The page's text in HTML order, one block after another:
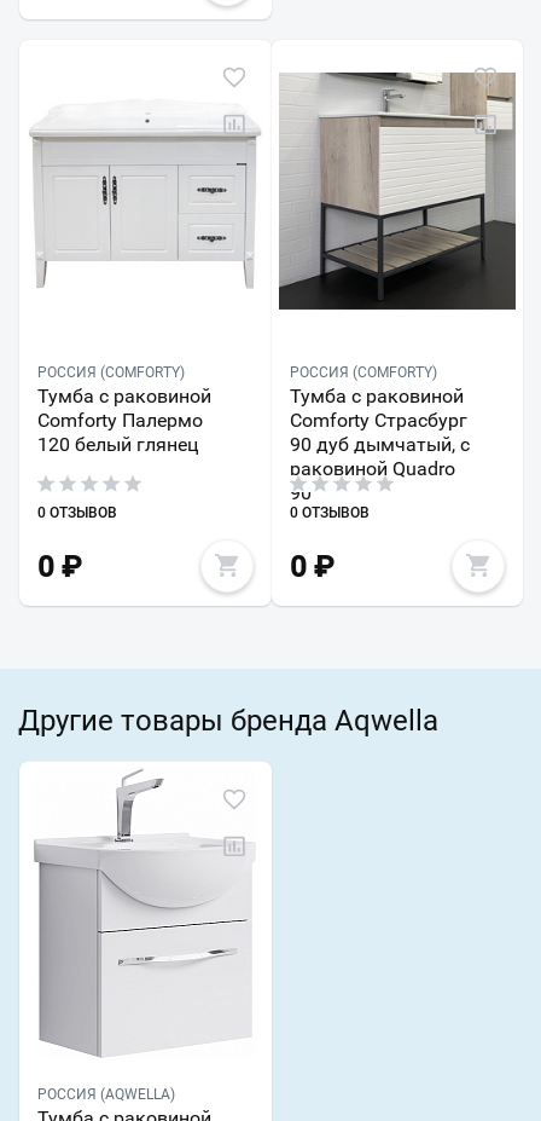
РОССИЯ (COMFORTY)
Тумба с раковиной
Comforty Палермо
120 белый глянец
0 ОТЗЫВОВ
0 ₽
РОССИЯ (COMFORTY)
Тумба с раковиной
Comforty Страсбург
90 дуб дымчатый, с
раковиной Quadro
90
0 ОТЗЫВОВ
0₽
Другие товары бренда Aqwella
РОССИЯ (AQWELLA)